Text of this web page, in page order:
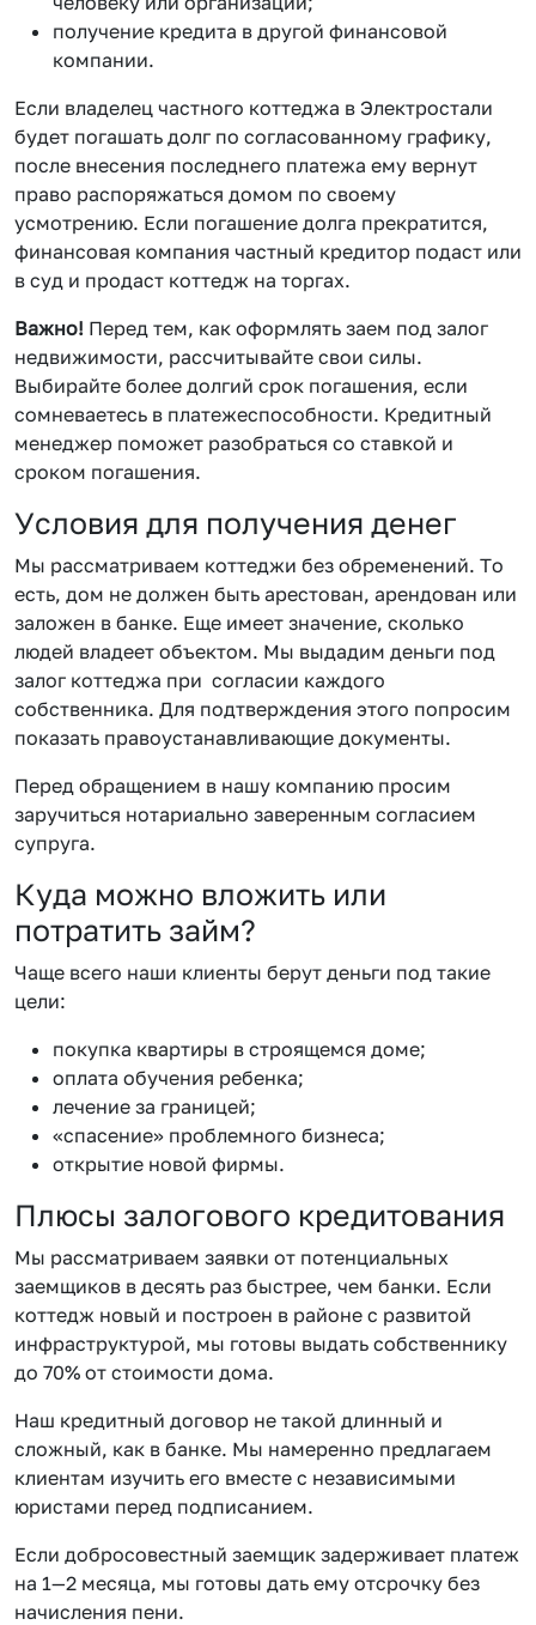
получение кредита в другой финансовой
компании.
Если владелец частного коттеджа в Электростали
будет погашать долг по согласованному графику,
после внесения последнего платежа ему вернут
право распоряжаться домом по своему
усмотрению. Если погашение долга прекратится,
финансовая компания частный кредитор подаст или
в суд и продаст коттедж на торгах.
Важно! Перед тем, как оформлять заем под залог
недвижимости, рассчитывайте свои силы.
Выбирайте более долгий срок погашения, если
сомневаетесь в платежеспособности. Кредитный
менеджер поможет разобраться со ставкой и
сроком погашения.
Условия для получения денег
Мы рассматриваем коттеджи без обременений. То
есть, дом не должен быть арестован, арендован или
заложен в банке. Еще имеет значение, сколько
людей владеет объектом. Мы выдадим деньги под
залог коттеджа при согласии каждого
собственника. Для подтверждения этого попросим
показать правоустанавливающие документы.
Перед обращением в нашу компанию просим
заручиться нотариально заверенным согласием
супруга.
Куда можно вложить или
потратить займ?
Чаще всего наши клиенты берут деньги под такие
цели:
покупка квартиры в строящемся доме;
оплата обучения ребенка;
лечение за границей;
«спасение» проблемного бизнеса;
открытие новой фирмы.
Плюсы залогового кредитования
Мы рассматриваем заявки от потенциальных
заемщиков в десять раз быстрее, чем банки. Если
коттедж новый и построен в районе с развитой
инфраструктурой, мы готовы выдать собственнику
до 70% от стоимости дома.
Наш кредитный договор не такой длинный и
сложный, как в банке. Мы намеренно предлагаем
клиентам изучить его вместе с независимыми
юристами перед подписанием.
Если добросовестный заемщик задерживает платеж
на 1—2 месяца, мы готовы дать ему отсрочку без
начисления пени.